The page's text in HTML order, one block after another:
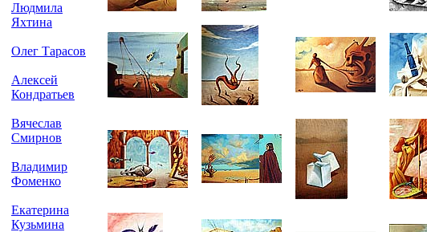
Людмила
Яхтина
Олег Тарасов
Алексей
Кондратьев
Вячеслав
Смирнов
Владимир
Фоменко
Екатерина
Кузьмина